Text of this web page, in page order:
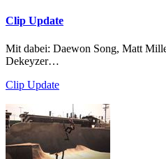
Clip Update
Mit dabei: Daewon Song, Matt
Dekeyzer…
Clip Update